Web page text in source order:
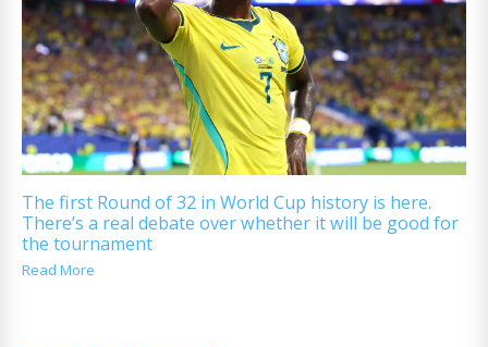
The first Round of 32 in World Cup history is here.
There’s a real debate over whether it will be good for
the tournament
Read More